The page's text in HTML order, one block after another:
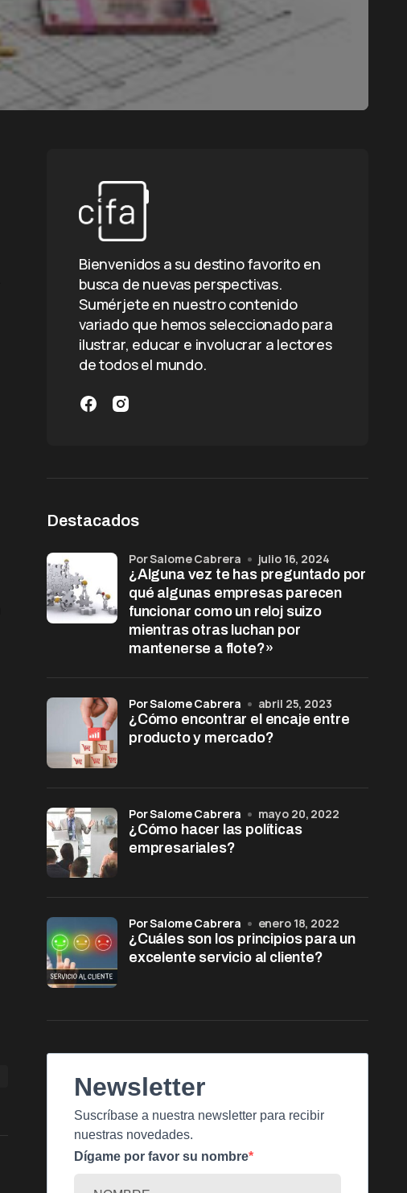
Bienvenidos a su destino favorito en
busca de nuevas perspectivas.
Sumérjete en nuestro contenido
variado que hemos seleccionado para
ilustrar, educar e involucrar a lectores
de todos el mundo.
Destacados
¿Alguna vez te has preguntado por
qué algunas empresas parecen
funcionar como un reloj suizo
mientras otras luchan por
mantenerse a flote?»
por Salome Cabrera julio 16, 2024
¿Cómo encontrar el encaje entre
producto y mercado?
por Salome Cabrera abril 25, 2023
¿Cómo hacer las políticas
empresariales?
por Salome Cabrera mayo 20, 2022
¿Cuáles son los principios para un
excelente servicio al cliente?
por Salome Cabrera enero 18, 2022
Newsletter
Suscríbase a nuestra newsletter para recibir
nuestras novedades.
Dígame por favor su nombre